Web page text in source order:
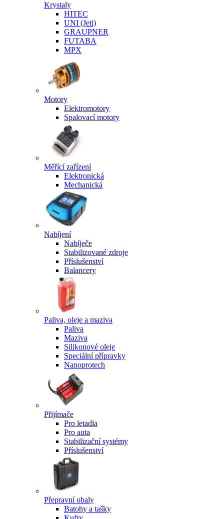
Krystaly
HITEC
UNI (Jeti)
GRAUPNER
FUTABA
MPX
Motory
Elektromotory
Spalovací motory
Měřící zařízení
Elektronická
Mechanická
Nabíjení
Nabíječe
Stabilizované zdroje
Příslušenství
Balancery
Paliva, oleje a maziva
Paliva
Maziva
Silikonové oleje
Speciální přípravky
Nanoprotech
Přijímače
Pro letadla
Pro auta
Stabilizační systémy
Příslušenství
Přepravní obaly
Batohy a tašky